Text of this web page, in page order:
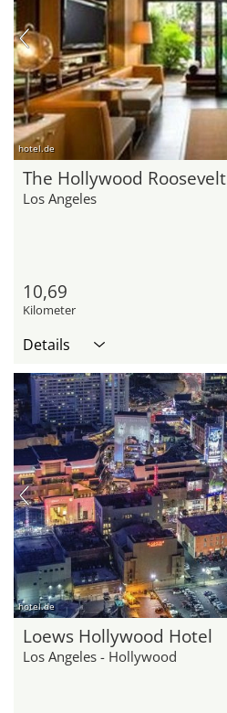
hotel.de
The Hollywood Roosevelt
Los Angeles
10,69
Kilometer
Details
hotel.de
Loews Hollywood Hotel
Los Angeles - Hollywood